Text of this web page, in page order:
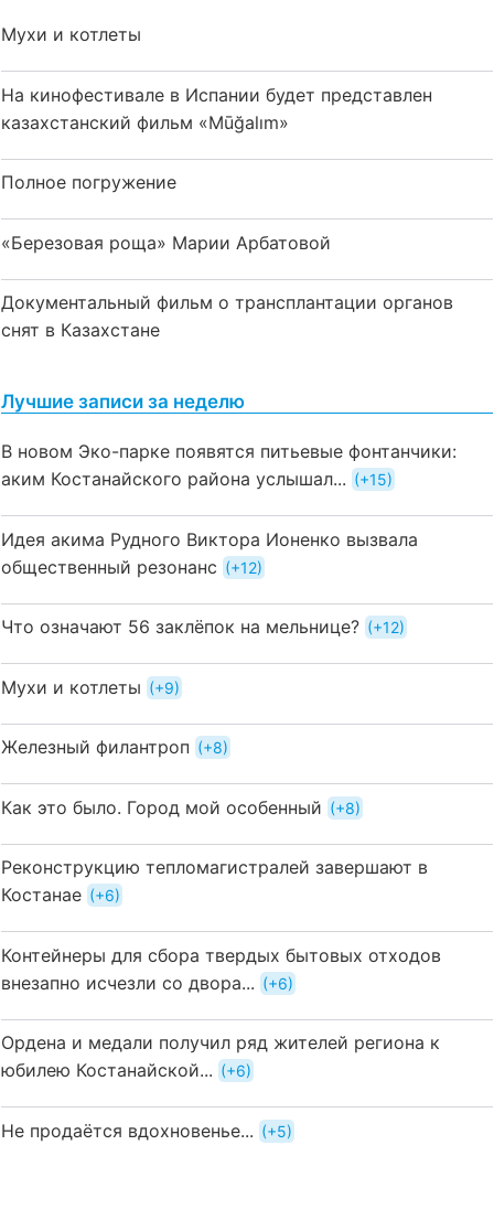
Мухи и котлеты
На кинофестивале в Испании будет представлен
казахстанский фильм «Mūğalım»
Полное погружение
«Березовая роща» Марии Арбатовой
Документальный фильм о трансплантации органов
снят в Казахстане
Лучшие записи за неделю
В новом Эко-парке появятся питьевые фонтанчики:
аким Костанайского района услышал...
+15
Идея акима Рудного Виктора Ионенко вызвала
общественный резонанс
+12
Что означают 56 заклёпок на мельнице? +12
Мухи и котлеты +9
Железный филантроп +8
Как это было. Город мой особенный +8
Реконструкцию тепломагистралей завершают в
Костанае
+6
Контейнеры для сбора твердых бытовых отходов
внезапно исчезли со двора...
+6
Ордена и медали получил ряд жителей региона к
юбилею Костанайской...
+6
Не продаётся вдохновенье... +5